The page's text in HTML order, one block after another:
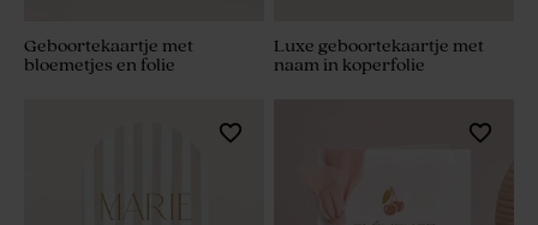
Geboortekaartje met
bloemetjes en folie
Luxe geboortekaartje met
naam in koperfolie